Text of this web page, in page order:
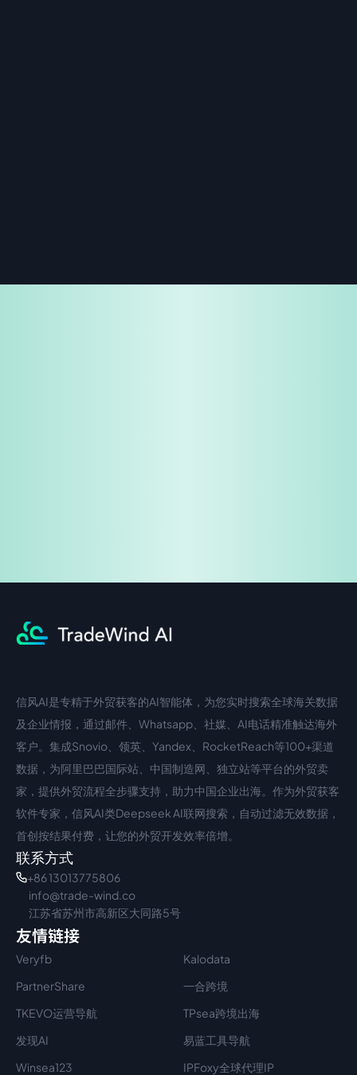
中文入口
信风AI是专精于外贸获客的AI智能体，为您实时搜索全球海关数据
及企业情报，通过邮件、Whatsapp、社媒、AI电话精准触达海外
客户。集成Snovio、领英、Yandex、RocketReach等100+渠道
数据，为阿里巴巴国际站、中国制造网、独立站等平台的外贸卖
家，提供外贸流程全步骤支持，助力中国企业出海。作为外贸获客
软件专家，信风AI类Deepseek AI联网搜索，自动过滤无效数据，
首创按结果付费，让您的外贸开发效率倍增。
联系方式
+86 13013775806
info@trade-wind.co
江苏省苏州市高新区大同路5号
友情链接
Veryfb
Kalodata
PartnerShare
一合跨境
TKEVO运营导航
TPsea跨境出海
发现AI
易蓝工具导航
Winsea123
IPFoxy全球代理IP